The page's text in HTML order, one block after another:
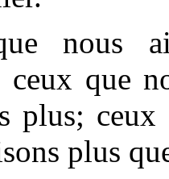
nous
ceux que
plus;
plus